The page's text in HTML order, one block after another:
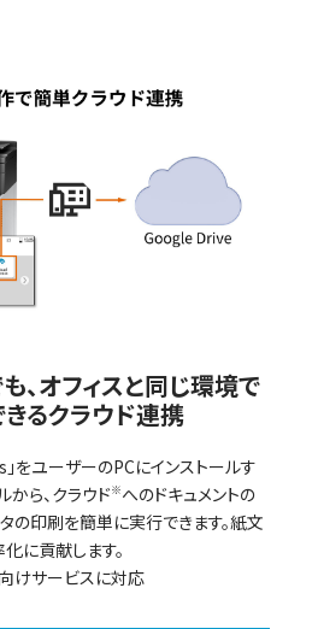
、オフィスと同じ環境で
るクラウド連携
をユーザーのPCにインストールす
ら、クラウド※へのドキュメントの
の印刷を簡単に実行できます。紙文
に貢献します。
けサービスに対応